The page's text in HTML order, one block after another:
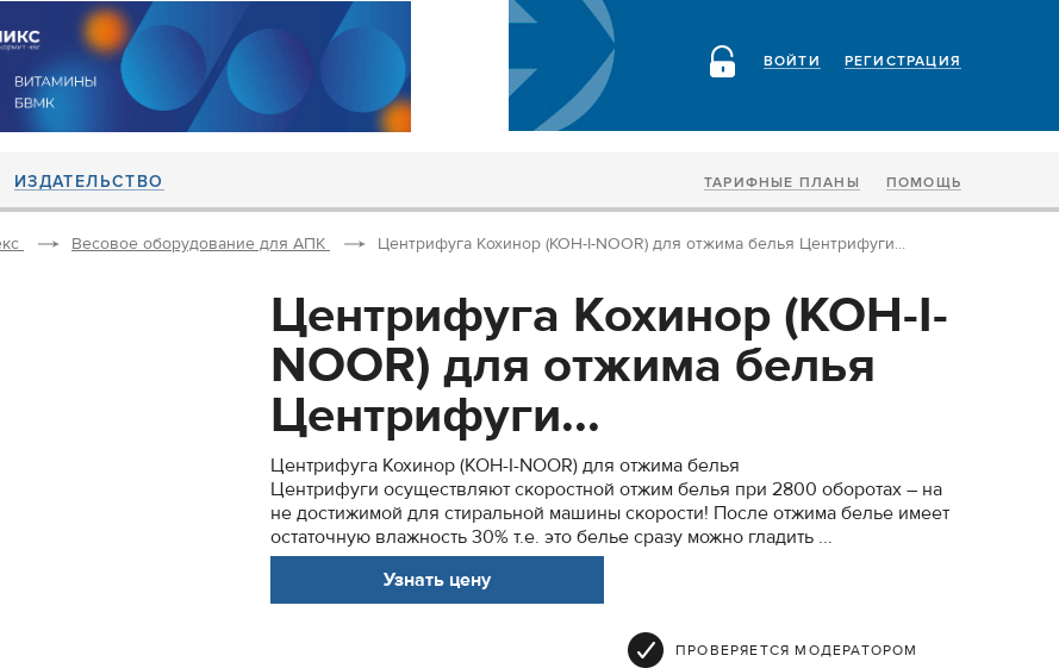
РЕГИСТРАЦИЯ
ВОЙТИ
ИЗДАТЕЛЬСТВО ТАРИФНЫЕ ПЛАНЫ ПОМОЩЬ
Весовое оборудование для АПК Центрифуга Кохинор (KOH-I-NOOR) для отжима белья Центрифуги...
Центрифуга Кохинор (KOH-I-
NOOR) для отжима белья
Центрифуги...
Центрифуга Кохинор (KOH-I-NOOR) для отжима белья
Центрифуги осуществляют скоростной отжим белья при 2800 оборотах – на
не достижимой для стиральной машины скорости! После отжима белье имеет
остаточную влажность 30% т.е. это белье сразу можно гладить ...
Узнать цену
ПРОВЕРЯЕТСЯ МОДЕРАТОРОМ